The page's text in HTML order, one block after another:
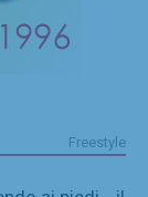
Freestyle